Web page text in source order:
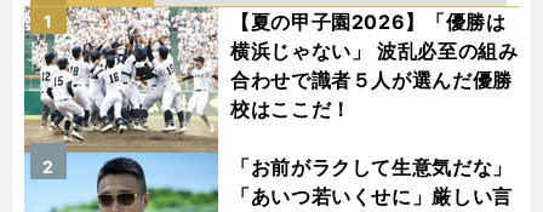
【夏の甲子園2026】「優勝は
横浜じゃない」 波乱必至の組み
合わせで識者５人が選んだ優勝
校はここだ！
1
「お前がラクして生意気だな」
「あいつ若いくせに」厳しい言
2